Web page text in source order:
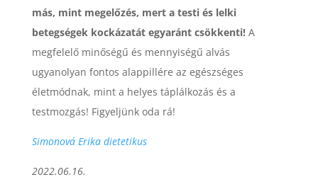
más, mint megelőzés, mert a testi és lelki
betegségek kockázatát egyaránt csökkenti!A
megfelelő minőségű és mennyiségű alvás
ugyanolyan fontos alappillére az egészséges
életmódnak, mint a helyes táplálkozás és a
testmozgás! Figyeljünk oda rá!
Simonová Erika dietetikus
2022.06.16.